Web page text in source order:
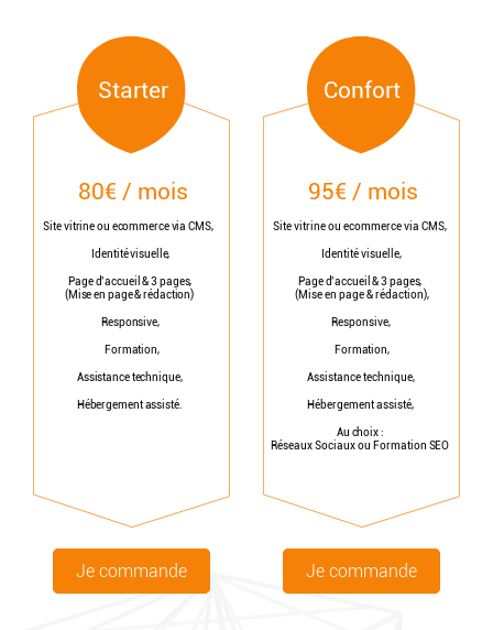
Starter
80€ / mois
Site vitrine ou ecommerce via CMS,
Identité visuelle,
Page d’accueil & 3 pages,
(Mise en page & rédaction)
Responsive,
Formation,
Assistance technique,
Hébergement assisté.
Je commande
Confort
95€ / mois
Site vitrine ou ecommerce via CMS,
Identité visuelle,
Page d’accueil & 3 pages,
(Mise en page & rédaction),
Responsive,
Formation,
Assistance technique,
Hébergement assisté,
Au choix :
Réseaux Sociaux ou Formation SEO
Je commande